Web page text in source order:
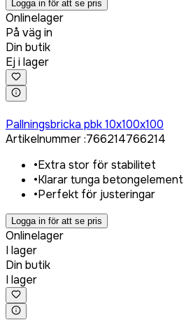
Logga in för att se pris
Onlinelager
På väg in
Din butik
Ej i lager
Pallningsbricka pbk 10x100x100
Artikelnummer:766214766214
•Extra stor för stabilitet
•Klarar tunga betongelement
•Perfekt för justeringar
Logga in för att se pris
Onlinelager
I lager
Din butik
I lager